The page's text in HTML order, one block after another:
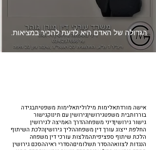
הגדולה של האדם היא לדעת להכיר במציאות.
אישה מורדתאלימות מילוליתאלימות משפטיתבגידה
בוררותבית משפטגירושיןגירושין עם תינוקגישור
גישור גירושיןדיני משפחההדרך האמיצה לגירושין
החלפת ייצוג עורך דין משפחההליך גירושיןהלכת השיתוף
הלכת שיתוף ספציפיתהמלצות עורכי דין משפחה
הנגדות לצוואההסדר תשלומיםהסדרי ראיההסכם גירושין